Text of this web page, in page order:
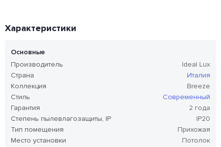
Характеристики
Основные
Производитель
Ideal Lux
Страна
Италия
Коллекция
Breeze
Стиль
Современный
Гарантия
2 года
Степень пылевлагозащиты, IP
IP20
Тип помещения
Прихожая
Место установки
Потолок